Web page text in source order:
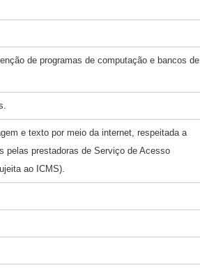
de programas de computação e bancos de
e texto por meio da internet, respeitada a
pelas prestadoras de Serviço de Acesso
ao ICMS).